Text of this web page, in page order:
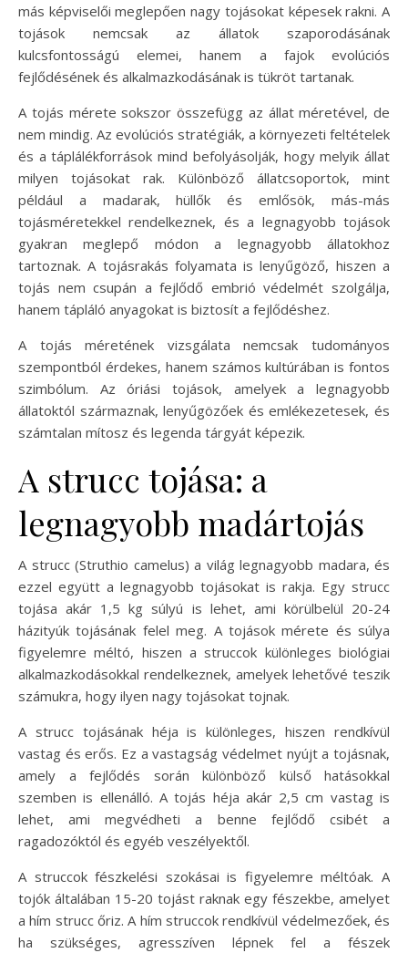
más képviselői meglepően nagy tojásokat képesek rakni. A
tojások nemcsak az állatok szaporodásának
kulcsfontosságú elemei, hanem a fajok evolúciós
fejlődésének és alkalmazkodásának is tükröt tartanak.
A tojás mérete sokszor összefügg az állat méretével, de
nem mindig. Az evolúciós stratégiák, a környezeti feltételek
és a táplálékforrások mind befolyásolják, hogy melyik állat
milyen tojásokat rak. Különböző állatcsoportok, mint
például a madarak, hüllők és emlősök, más-más
tojásméretekkel rendelkeznek, és a legnagyobb tojások
gyakran meglepő módon a legnagyobb állatokhoz
tartoznak. A tojásrakás folyamata is lenyűgöző, hiszen a
tojás nem csupán a fejlődő embrió védelmét szolgálja,
hanem tápláló anyagokat is biztosít a fejlődéshez.
A tojás méretének vizsgálata nemcsak tudományos
szempontból érdekes, hanem számos kultúrában is fontos
szimbólum. Az óriási tojások, amelyek a legnagyobb
állatoktól származnak, lenyűgözőek és emlékezetesek, és
számtalan mítosz és legenda tárgyát képezik.
A strucc tojása: a
legnagyobb madártojás
A strucc (Struthio camelus) a világ legnagyobb madara, és
ezzel együtt a legnagyobb tojásokat is rakja. Egy strucc
tojása akár 1,5 kg súlyú is lehet, ami körülbelül 20-24
házityúk tojásának felel meg. A tojások mérete és súlya
figyelemre méltó, hiszen a struccok különleges biológiai
alkalmazkodásokkal rendelkeznek, amelyek lehetővé teszik
számukra, hogy ilyen nagy tojásokat tojnak.
A strucc tojásának héja is különleges, hiszen rendkívül
vastag és erős. Ez a vastagság védelmet nyújt a tojásnak,
amely a fejlődés során különböző külső hatásokkal
szemben is ellenálló. A tojás héja akár 2,5 cm vastag is
lehet, ami megvédheti a benne fejlődő csibét a
ragadozóktól és egyéb veszélyektől.
A struccok fészkelési szokásai is figyelemre méltóak. A
tojók általában 15-20 tojást raknak egy fészekbe, amelyet
a hím strucc őriz. A hím struccok rendkívül védelmezőek, és
ha szükséges, agresszíven lépnek fel a fészek